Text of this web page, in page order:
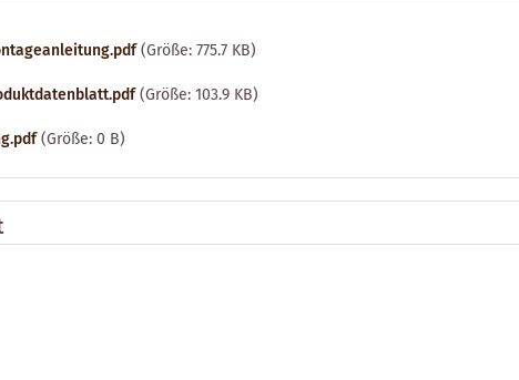
(Größe: 775.7 KB)
(Größe: 103.9 KB)
(Größe: 0 B)